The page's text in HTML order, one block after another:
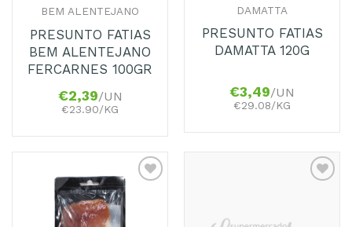
BEM ALENTEJANO
PRESUNTO FATIAS
BEM ALENTEJANO
FERCARNES 100GR
€2,39/UN
€23.90/KG
DAMATTA
PRESUNTO FATIAS
DAMATTA 120G
€3,49/UN
€29.08/KG
Adicionar